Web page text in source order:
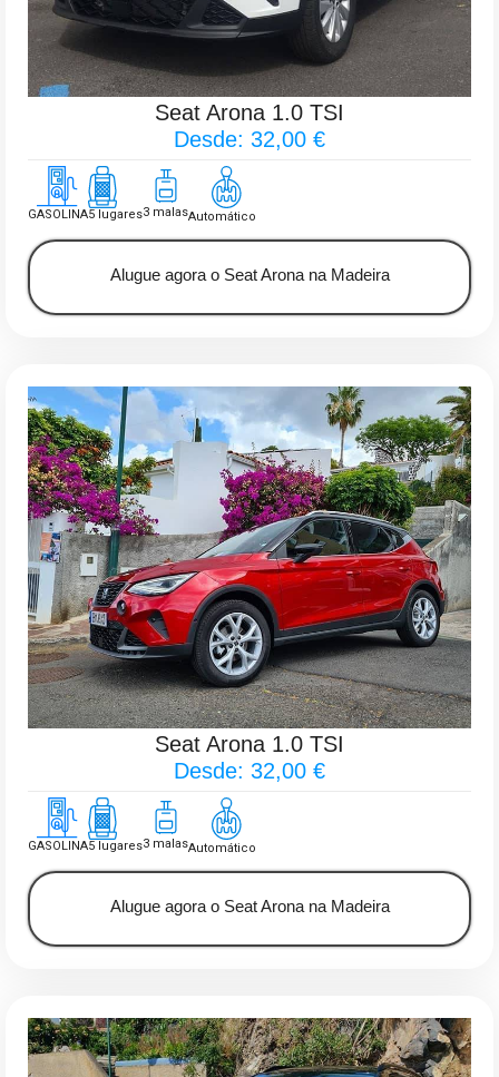
Seat Arona 1.0 TSI
Desde: 32,00 €
GASOLINA5 lugares3 malasAutomático
Alugue agora o Seat Arona na Madeira
Seat Arona 1.0 TSI
Desde: 32,00 €
GASOLINA5 lugares3 malasAutomático
Alugue agora o Seat Arona na Madeira